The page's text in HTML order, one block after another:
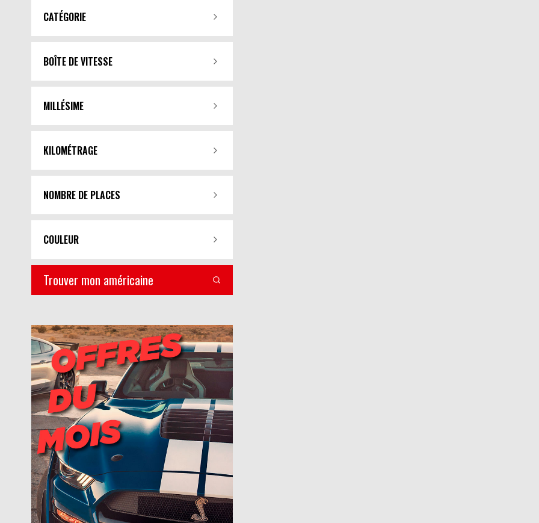
CATÉGORIE
BOÎTE DE VITESSE
MILLÉSIME
KILOMÉTRAGE
NOMBRE DE PLACES
COULEUR
Trouver mon américaine